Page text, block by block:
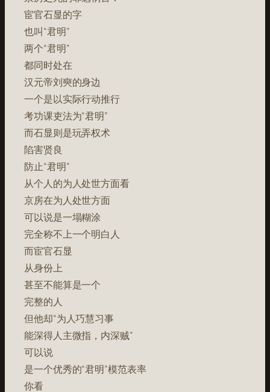
宦官石显的字
也叫“君明”
两个“君明”
都同时处在
汉元帝刘奭的身边
一个是以实际行动推行
考功课吏法为“君明”
而石显则是玩弄权术
陷害贤良
防止“君明”
从个人的为人处世方面看
京房在为人处世方面
可以说是一塌糊涂
完全称不上一个明白人
而宦官石显
从身份上
甚至不能算是一个
完整的人
但他却“为人巧慧习事
能深得人主微指，内深贼”
可以说
是一个优秀的“君明”模范表率
你看